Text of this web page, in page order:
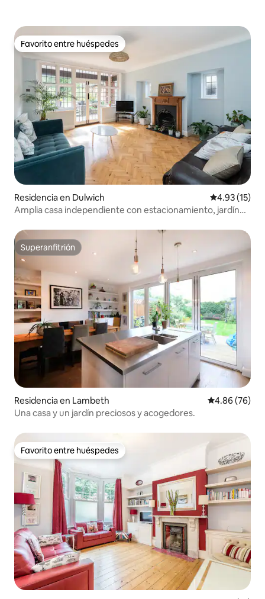
Favorito entre huéspedes
Favorito entre huéspedes
Residencia en Dulwich Calificación
4.93 (15)
Amplia casa independiente con estacionamiento, jardín
Superanfitrión
Superanfitrión
Residencia en Lambeth Calificación
4.86 (76)
Una casa y un jardín preciosos y acogedores.
Favorito entre huéspedes
Favorito entre huéspedes